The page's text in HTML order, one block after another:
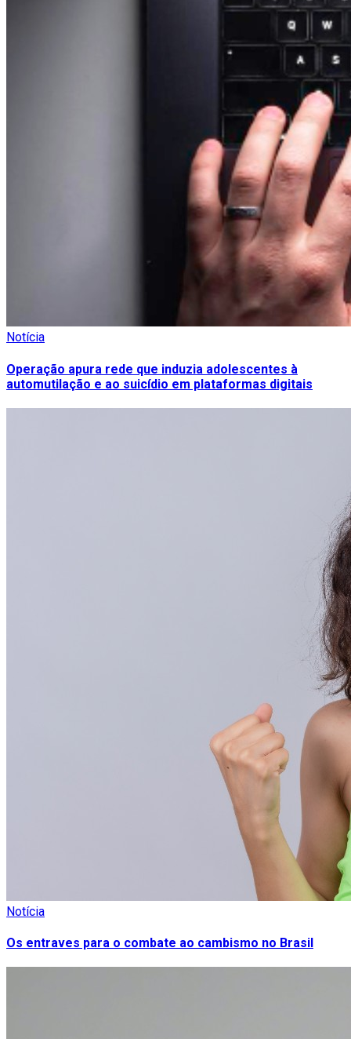
Notícia
Operação apura rede que induzia adolescentes à
automutilação e ao suicídio em plataformas digitais
Notícia
Os entraves para o combate ao cambismo no Brasil